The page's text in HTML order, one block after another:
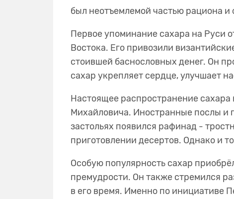
был неотъемлемой частью рациона
Первое упоминание сахара на Руси
Востока. Его привозили
стоившей баснословных денег. Он
сахар укрепляет сердце, улучшает
Настоящее распространение сахара
Михайловича. Иностранные послы и
застольях появился рафинад -
приготовлении десертов. Однако и
Особую популярность сахар
премудрости. Он также стремился
в его время. Именно по инициативе